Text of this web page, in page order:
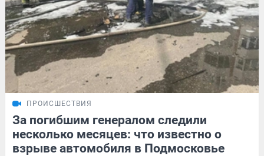
ПРОИСШЕСТВИЯ
За погибшим генералом следили
несколько месяцев: что известно о
взрыве автомобиля в Подмосковье